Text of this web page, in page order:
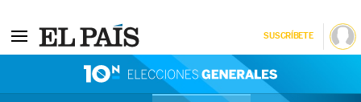
SUSCRÍBETE